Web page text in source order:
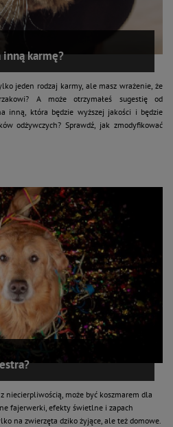
inną karmę?
jeden rodzaj karmy, ale masz wrażenie, że
A może otrzymałeś sugestię od
inną, która będzie wyższej jakości i będzie
odżywczych? Sprawdź, jak zmodyfikować
niecierpliwością, może być koszmarem dla
fajerwerki, efekty świetlne i zapach
na zwierzęta dziko żyjące, ale też domowe.